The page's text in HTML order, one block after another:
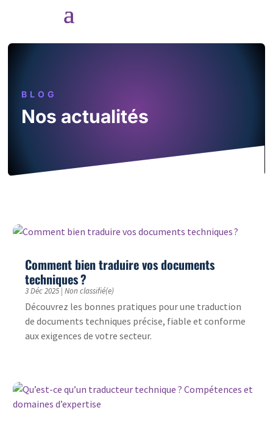
BLOG
Nos actualités
Comment bien traduire vos documents
techniques ?
3 Déc 2025 |Non classifié(e)
Découvrez les bonnes pratiques pour une traduction
de documents techniques précise, fiable et conforme
aux exigences de votre secteur.